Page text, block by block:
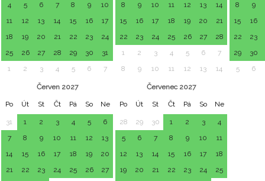
4
5 6 7 8 9
10
11
12 13 14 15 16
17
18
19 20 21 22 23
24
25
26 27 28 29 30
31
1
2 3 4 5 6 7
8
9 10 11 12 13
14
15
16 17 18 19 20
21
22
23 24 25 26 27
28
1
2 3 4 5 6
7
8
9 10 11 12 13 14
8
9
15
16
22
23
29
30
5
6
Červen 2027
Po Út St Čt Pá So Ne
31 1 2 3 4 5
6
7
8 9 10 11 12
13
14
15 16 17 18 19
20
21
22 23 24 25 26
27
Červenec 2027
Po Út St Čt Pá So Ne
28 29 30 1 2 3
4
5
6 7 8 9 10
11
12
13 14 15 16 17
18
19
20 21 22 23 24
25